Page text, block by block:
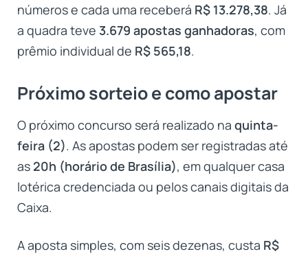
números e cada uma receberá R$ 13.278,38. Já
a quadra teve 3.679 apostas ganhadoras, com
prêmio individual de R$ 565,18.
Próximo sorteio e como apostar
O próximo concurso será realizado na quinta-
feira (2). As apostas podem ser registradas até
as 20h (horário de Brasília), em qualquer casa
lotérica credenciada ou pelos canais digitais da
Caixa.
A aposta simples, com seis dezenas, custa R$